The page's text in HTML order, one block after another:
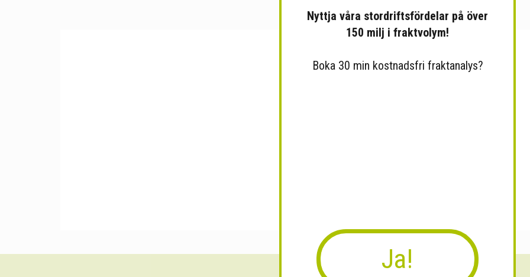
Nyttja våra stordriftsfördelar på över
150 milj i fraktvolym!
Boka 30 min kostnadsfri fraktanalys?
Ja!